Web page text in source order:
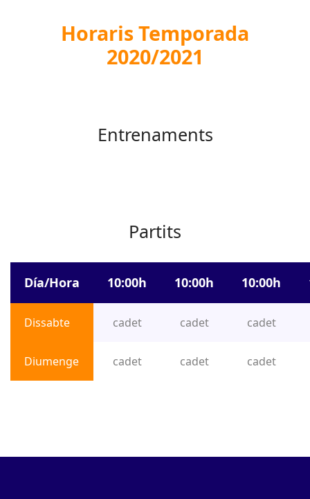
Horaris Temporada
2020/2021
Entrenaments
Partits
Día/Hora 10:00h 10:00h 10:00h
Dissabte cadet cadet cadet
Diumenge cadet cadet cadet